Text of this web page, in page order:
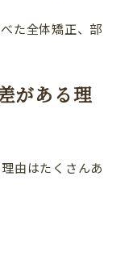
た全体矯正、部
がある理
由はたくさんあ